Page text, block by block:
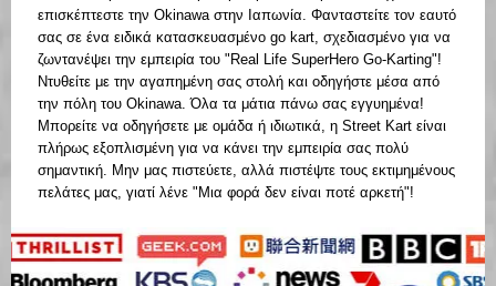
επισκέπτεστε την Okinawa στην Ιαπωνία. Φανταστείτε τον εαυτό
σας σε ένα ειδικά κατασκευασμένο go kart, σχεδιασμένο για να
ζωντανέψει την εμπειρία του "Real Life SuperHero Go-Karting"!
Ντυθείτε με την αγαπημένη σας στολή και οδηγήστε μέσα από
την πόλη του Okinawa. Όλα τα μάτια πάνω σας εγγυημένα!
Μπορείτε να οδηγήσετε με ομάδα ή ιδιωτικά, η Street Kart είναι
πλήρως εξοπλισμένη για να κάνει την εμπειρία σας πολύ
σημαντική. Μην μας πιστεύετε, αλλά πιστέψτε τους εκτιμημένους
πελάτες μας, γιατί λένε "Μια φορά δεν είναι ποτέ αρκετή"!